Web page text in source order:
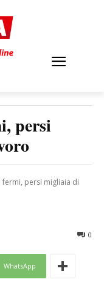
persi
persi migliaia di
0
WhatsApp